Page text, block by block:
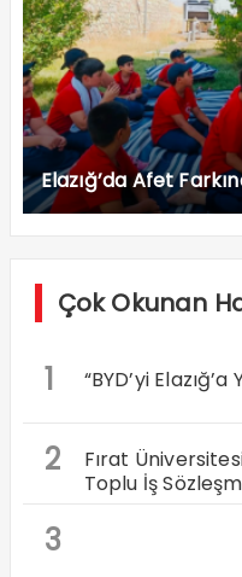
Elazığ’da Afet
Çok Okunan
1 “BYD’yi
2
Fırat
Toplu İş
3